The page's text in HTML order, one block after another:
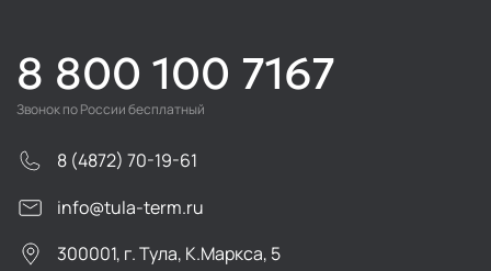
8 800 100 7167
Звонок по России бесплатный
8 (4872) 70-19-61
info@tula-term.ru
300001, г. Тула, К.Маркса, 5